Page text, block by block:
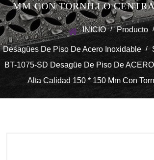
MM CON TORNILLO
INICIO / Producto /
Desagües De Piso De Acero Inoxidable /
BT-1075-SD Desagüe De Piso De
Alta Calidad 150 * 150 Mm Con